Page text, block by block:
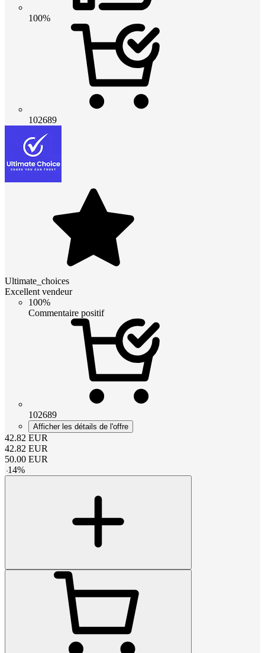
100%
102689
Ultimate_choices
Excellent vendeur
100%
Commentaire positif
102689
Afficher les détails de l'offre
42.82 EUR
42.82 EUR
50.00 EUR
-14%